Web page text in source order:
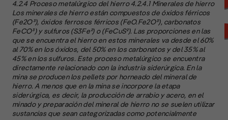
4.2.4 Proceso metalúrgico del hierro 4.2.4.1 Minerales de hierro
Los minerales de hierro están compuestos de óxidos férricos
(Fe2O³), óxidos ferrosos férricos (FeO.Fe2O³), carbonatos
FeCO³) y sulfuros (S3Fe²) o (FeCuS²). Las proporciones en las
que se encuentra el hierro en estos minerales va desde el 60%
al 70% en los óxidos, del 50% en los carbonatos y del 35% al
45% en los sulfuros. Este proceso metalúrgico se encuentra
directamente relacionado con la industria siderúrgica. En la
mina se producen los pellets por horneado del mineral de
hierro. A menos que en la mina se incorpore la etapa
siderúrgica, es decir, la producción de arrabio y acero, en el
minado y preparación del mineral de hierro no se suelen utilizar
sustancias que sean categorizadas como potencialmente